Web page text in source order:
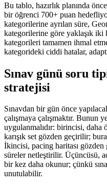
Bu tablo, hazırlık planında
bir öğrenci 700+ puan
kategorilerine ayrılan süre,
kategorilerine göre yaklaşık iki
kategorileri tamamen ihmal
kategorideki ciddi hatalar,
Sınav günü soru
stratejisi
Sınavdan bir gün önce
çalışmaya çalışmaktır. Bunun
uygulanmalıdır: birincisi, daha
karışık set gözden geçirilir;
İkincisi, pacing haritası
süreler netleştirilir. Üçüncüsü,
bir kez daha okunur; çünkü
unutulabilir.